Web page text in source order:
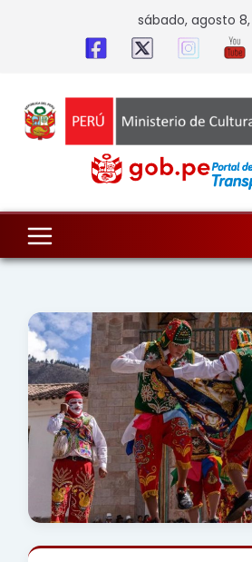
sábado, agosto